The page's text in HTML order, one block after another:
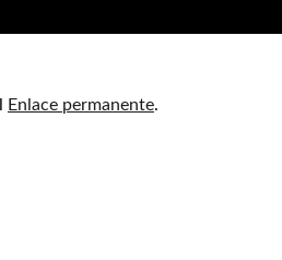
Enlace permanente.